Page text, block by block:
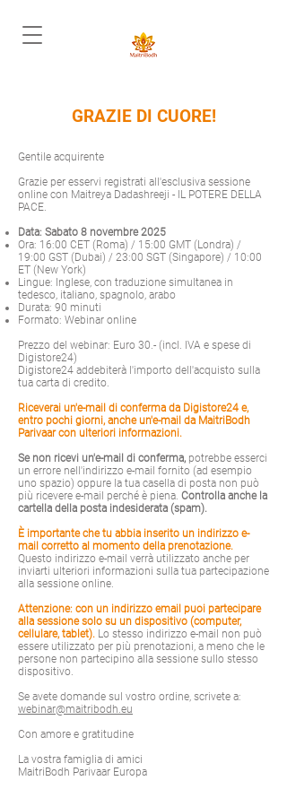
GRAZIE DI CUORE!
Gentile acquirente
Grazie per esservi registrati all'esclusiva sessione
online con Maitreya Dadashreeji - IL POTERE DELLA
PACE.
Data: Sabato 8 novembre 2025
Ora: 16:00 CET (Roma) / 15:00 GMT (Londra) /
19:00 GST (Dubai) / 23:00 SGT (Singapore) / 10:00
ET (New York)
Lingue: Inglese, con traduzione simultanea in
tedesco, italiano, spagnolo, arabo
Durata: 90 minuti
Formato: Webinar online
Prezzo del webinar: Euro 30.- (incl. IVA e spese di
Digistore24)
Digistore24 addebiterà l'importo dell'acquisto sulla
tua carta di credito.
Riceverai un'e-mail di conferma da Digistore24 e,
entro pochi giorni, anche un'e-mail da MaitriBodh
Parivaar con ulteriori informazioni.
Se non ricevi un'e-mail di conferma, potrebbe esserci
un errore nell'indirizzo e-mail fornito (ad esempio
uno spazio) oppure la tua casella di posta non può
più ricevere e-mail perché è piena. Controlla anche la
cartella della posta indesiderata (spam).
È importante che tu abbia inserito un indirizzo e-
mail corretto al momento della prenotazione.
Questo indirizzo e-mail verrà utilizzato anche per
inviarti ulteriori informazioni sulla tua partecipazione
alla sessione online.
Attenzione: con un indirizzo email puoi partecipare
alla sessione solo su un dispositivo (computer,
cellulare, tablet). Lo stesso indirizzo e-mail non può
essere utilizzato per più prenotazioni, a meno che le
persone non partecipino alla sessione sullo stesso
dispositivo.
Se avete domande sul vostro ordine, scrivete a:
webinar@maitribodh.eu
Con amore e gratitudine
La vostra famiglia di amici
MaitriBodh Parivaar Europa